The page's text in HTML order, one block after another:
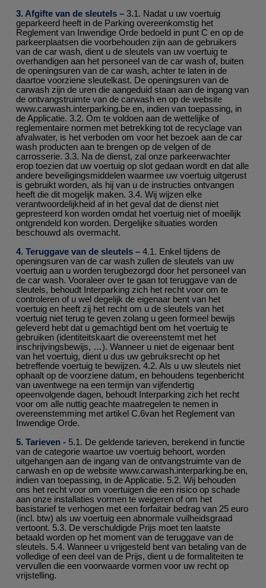
3. Afgifte van de sleutels –3.1. Nadat u uw voertuig
geparkeerd heeft in de Parking overeenkomstig het
Reglement van Inwendige Orde bedoeld in punt C en op de
parkeerplaatsen die voorbehouden zijn aan de gebruikers
van de car wash, dient u de sleutels van uw voertuig te
overhandigen aan het personeel van de car wash of, buiten
de openingsuren van de car wash, achter te laten in de
daartoe voorziene sleutelkast. De openingsuren van de
carwash zijn de uren die aangeduid staan aan de ingang van
de ontvangstruimte van de carwash en op de website
www.carwash.interparking.be en, indien van toepassing, in
de Applicatie. 3.2. Om te voldoen aan de wettelijke of
reglementaire normen met betrekking tot de recyclage van
afvalwater, is het verboden om voor het bezoek aan de car
wash producten aan te brengen op de velgen of de
carrosserie. 3.3. Na de dienst, zal onze parkeerwachter
erop toezien dat uw voertuig op slot gedaan wordt en dat alle
andere beveiligingsmiddelen waarmee uw voertuig uitgerust
is gebruikt worden, als hij van u de instructies ontvangen
heeft die dit mogelijk maken. 3.4. Wij wijzen elke
verantwoordelijkheid af in het geval dat de dienst niet
gepresteerd kon worden omdat het voertuig niet of moeilijk
ontgrendeld kon worden. Dergelijke situaties worden
beschouwd als overmacht.
4. Teruggave van de sleutels –4.1. Enkel tijdens de
openingsuren van de car wash zullen de sleutels van uw
voertuig aan u worden terugbezorgd door het personeel van
de car wash. Vooraleer over te gaan tot teruggave van de
sleutels, behoudt Interparking zich het recht voor om te
controleren of u wel degelijk de eigenaar bent van het
voertuig en heeft zij het recht om u de sleutels van het
voertuig niet terug te geven zolang u geen formeel bewijs
geleverd hebt dat u gemachtigd bent om het voertuig te
gebruiken (identiteitskaart die overeenstemt met het
inschrijvingsbewijs, …). Wanneer u niet de eigenaar bent
van het voertuig, dient u dus uw gebruiksrecht op het
betreffende voertuig te bewijzen. 4.2. Als u uw sleutels niet
ophaalt op de voorziene datum, en behoudens tegenbericht
van uwentwege na een termijn van vijfendertig
opeenvolgende dagen, behoudt Interparking zich het recht
voor om alle nuttig geachte maatregelen te nemen in
overeenstemming met artikel C.6van het Reglement van
Inwendige Orde.
5. Tarieven - 5.1. De geldende tarieven, berekend in functie
van de categorie waartoe uw voertuig behoort, worden
uitgehangen aan de ingang van de ontvangstruimte van de
carwash en op de website www.carwash.interparking.be en,
indien van toepassing, in de Applicatie. 5.2. Wij behouden
ons het recht voor om voertuigen die een risico op schade
aan onze installaties vormen te weigeren of om het
basistarief te verhogen met een forfaitair bedrag van 25 euro
(incl. btw) als uw voertuig een abnormale vuilheidsgraad
vertoont. 5.3. De verschuldigde Prijs moet ten laatste
betaald worden op het moment van de teruggave van de
sleutels. 5.4. Wanneer u vrijgesteld bent van betaling van de
volledige of een deel van de Prijs, dient u de formaliteiten te
vervullen die een voorwaarde vormen voor uw recht op
vrijstelling.